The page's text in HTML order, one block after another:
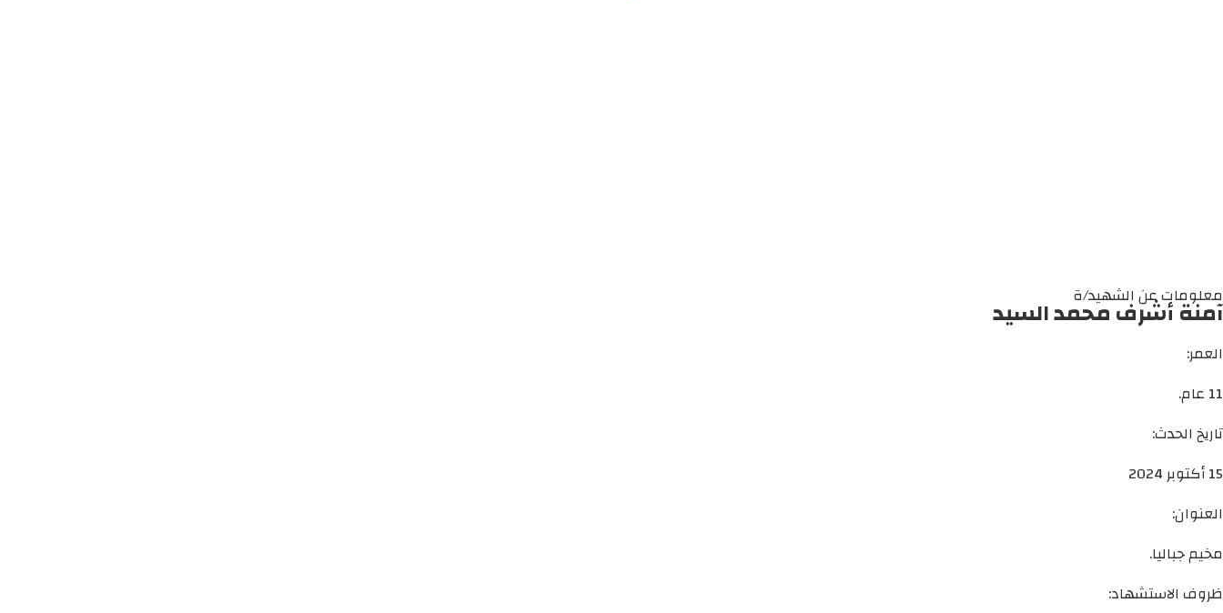
معلومات عن الشهيد/ة
آمنة أشرف محمد السيد
العمر:
11 عام.
تاريخ الحدث:
15 أكتوبر 2024
العنوان:
مخيم جباليا.
ظروف الاستشهاد: